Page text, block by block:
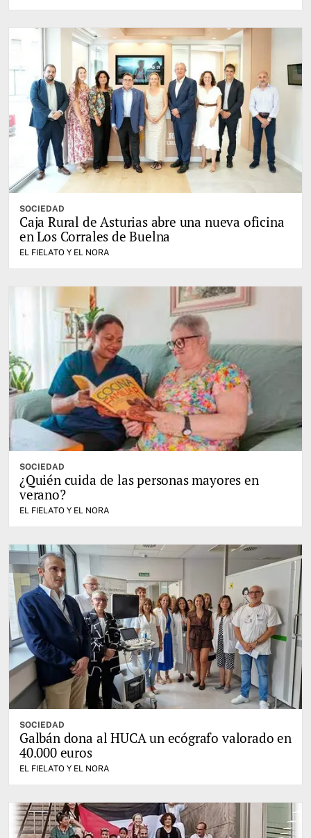
SOCIEDAD
Caja Rural de Asturias abre una nueva oficina
en Los Corrales de Buelna
EL FIELATO Y EL NORA
SOCIEDAD
¿Quién cuida de las personas mayores en
verano?
EL FIELATO Y EL NORA
SOCIEDAD
Galbán dona al HUCA un ecógrafo valorado en
40.000 euros
EL FIELATO Y EL NORA